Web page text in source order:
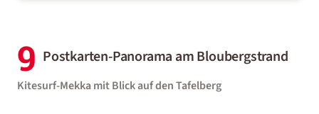
9 Postkarten-Panorama am Bloubergstrand
Kitesurf-Mekka mit Blick auf den Tafelberg